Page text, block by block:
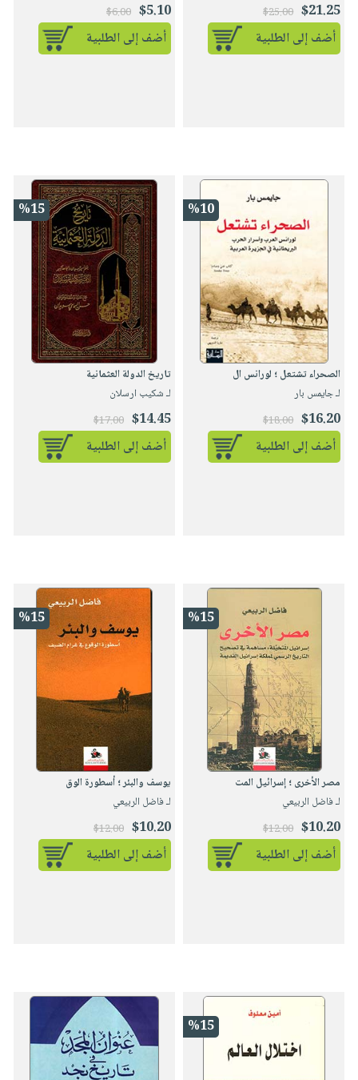
$21.25
$25.00
أضف إلى الطلبية
$5.10
$6.00
أضف إلى الطلبية
%10
الصحراء تشتعل ؛ لورانس ال
لـ جايمس بار
$16.20
$18.00
أضف إلى الطلبية
%15
تاريخ الدولة العثمانية
لـ شكيب ارسلان
$14.45
$17.00
أضف إلى الطلبية
%15
مصر الأخرى ؛ إسرائيل المت
لـ فاضل الربيعي
$10.20
$12.00
أضف إلى الطلبية
%15
يوسف والبئر ؛ أسطورة الوق
لـ فاضل الربيعي
$10.20
$12.00
أضف إلى الطلبية
%15